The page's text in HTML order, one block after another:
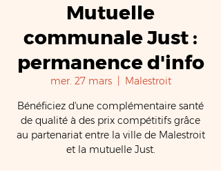
Mutuelle
communale Just :
permanence d'info
mer. 27 mars
  |
Malestroit
Bénéficiez d'une complémentaire santé
de qualité à des prix compétitifs grâce
au partenariat entre la ville de Malestroit
et la mutuelle Just.